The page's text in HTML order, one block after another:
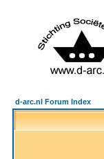
d-arc.nl Forum Index